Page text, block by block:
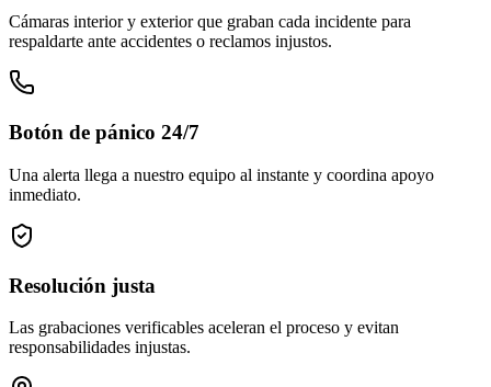
Cámaras interior y exterior que graban cada incidente para
respaldarte ante accidentes o reclamos injustos.
Botón de pánico 24/7
Una alerta llega a nuestro equipo al instante y coordina apoyo
inmediato.
Resolución justa
Las grabaciones verificables aceleran el proceso y evitan
responsabilidades injustas.